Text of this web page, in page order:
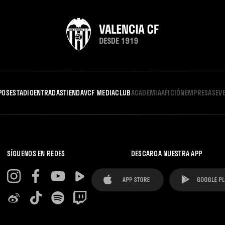
ESTADIOENTRADASTIENDAVCF MEDIACLUBACADEMIAAFICIÓNEMPRESAS
SÍGUENOS EN REDES DESCARGA NUESTRA APP